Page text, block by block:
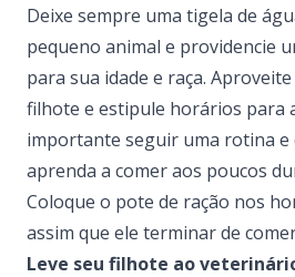
Deixe sempre uma tigela de
pequeno animal e providencie
para sua idade e raça.
filhote e estipule horários para
importante seguir uma rotina e
aprenda a comer aos poucos
Coloque o pote de ração nos
assim que ele terminar de
Leve seu filhote ao